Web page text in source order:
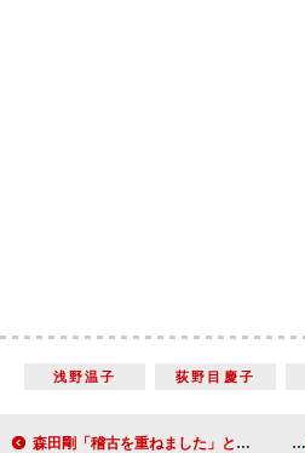
浅野温子 荻野目慶子
森田剛「稽古を重ねました」とアピール 蜷川幸雄演出舞台「祈りと怪物」